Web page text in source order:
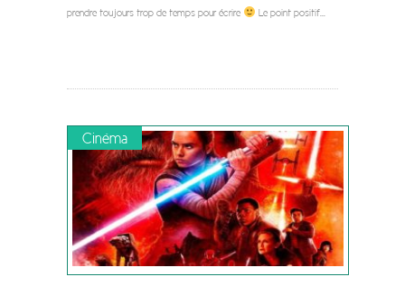
prendre toujours trop de temps pour écrire
Le point positif...
Cinéma